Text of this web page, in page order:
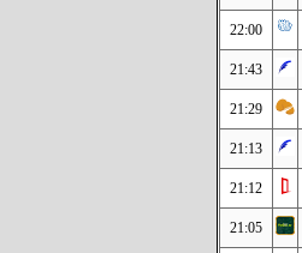
22:00
21:43
21:29
21:13
21:12
21:05